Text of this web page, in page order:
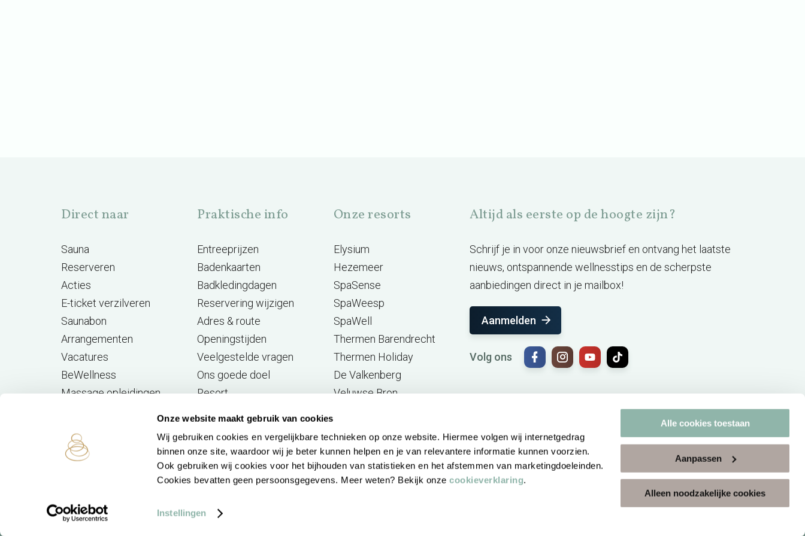
Onze website maakt gebruik van cookies
Wij gebruiken cookies en vergelijkbare technieken op onze website. Hiermee volgen wij internetgedrag
binnen onze site, waardoor wij je beter kunnen helpen en je van relevantere informatie kunnen voorzien.
Ook gebruiken wij cookies voor het bijhouden van statistieken en het afstemmen van marketingdoeleinden.
Cookies bevatten geen persoonsgegevens. Meer weten? Bekijk onzecookieverklaring.
Instellingen
Alle cookies toestaan
Aanpassen
Alleen noodzakelijke cookies
Direct naar
Sauna
Reserveren
Acties
E-ticket verzilveren
Saunabon
Arrangementen
Vacatures
BeWellness
Massage opleidingen
Praktische info
Entreeprijzen
Badenkaarten
Badkledingdagen
Reservering wijzigen
Adres & route
Openingstijden
Veelgestelde vragen
Ons goede doel
Resort
Onze resorts
Elysium
Hezemeer
SpaSense
SpaWeesp
SpaWell
Thermen Barendrecht
Thermen Holiday
De Valkenberg
Veluwse Bron
Gut Sternholz (DE)
Altijd als eerste op de hoogte zijn?
Schrijf je in voor onze nieuwsbrief en ontvang het laatste
nieuws, ontspannende wellnesstips en de scherpste
aanbiedingen direct in je mailbox!
Aanmelden
Volg ons
© SpaPuur 2026 Algemene voorwaarden